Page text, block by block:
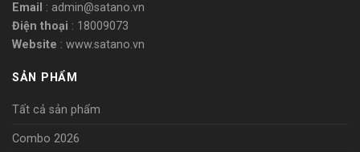
Email : admin@satano.vn
Điện thoại : 18009073
Website : www.satano.vn
SẢN PHẨM
Tất cả sản phẩm
Combo 2026